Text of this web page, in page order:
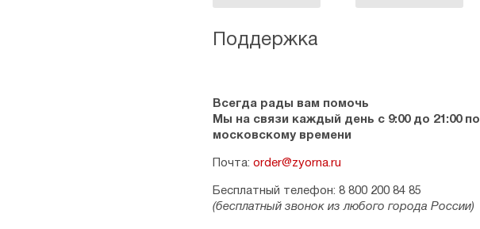
Поддержка
Всегда рады вам помочь
Мы на связи каждый день с 9:00 до 21:00 по
московскому времени
Почта: order@zyorna.ru
Бесплатный телефон: 8 800 200 84 85
(бесплатный звонок из любого города России)